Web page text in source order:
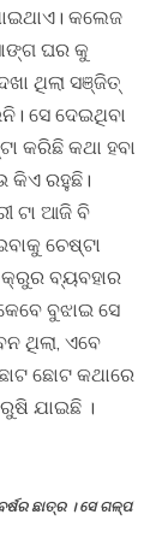
କଲେଜ
ଘର କୁ
ଥିଲା ସଞ୍ଜିତ୍
ସେ ଦେଇଥିବା
କରିଛି କଥା ହବା
କିଏ ରହୁଛି।
ଟା ଆଜି ବି
ଚେଷ୍ଟା
ବ୍ୟବହାର
ବୁଝାଇ ସେ
ଥିଲା, ଏବେ
ଛୋଟ କଥାରେ
ଯାଇଛି ।
ଛାତ୍ର । ସେ ଗଳ୍ପ